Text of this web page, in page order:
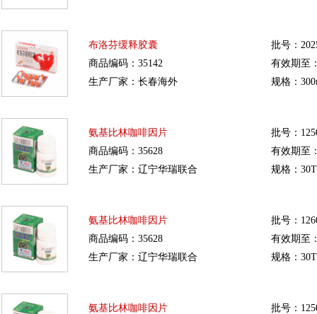
布洛芬缓释胶囊
商品编码：35142
生产厂家：长春海外
批号：
有效期至
规格：
氨基比林咖啡因片
商品编码：35628
生产厂家：辽宁华瑞联合
批号：
有效期至
规格：
氨基比林咖啡因片
商品编码：35628
生产厂家：辽宁华瑞联合
批号：
有效期至
规格：
氨基比林咖啡因片
批号：